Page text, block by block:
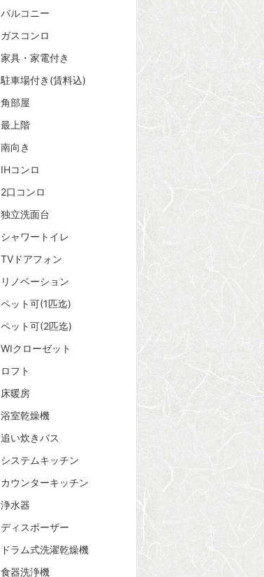
バルコニー
ガスコンロ
家具・家電付き
駐車場付き(賃料込)
角部屋
最上階
南向き
IHコンロ
2口コンロ
独立洗面台
シャワートイレ
TVドアフォン
リノベーション
ペット可(1匹迄)
ペット可(2匹迄)
WIクローゼット
ロフト
床暖房
浴室乾燥機
追い炊きバス
システムキッチン
カウンターキッチン
浄水器
ディスポーザー
ドラム式洗濯乾燥機
食器洗浄機